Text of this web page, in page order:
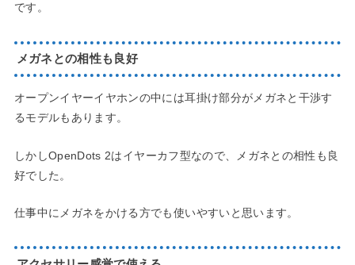
です。
メガネとの相性も良好
オープンイヤーイヤホンの中には耳掛け部分がメガネと干渉す
るモデルもあります。
しかしOpenDots 2はイヤーカフ型なので、メガネとの相性も良
好でした。
仕事中にメガネをかける方でも使いやすいと思います。